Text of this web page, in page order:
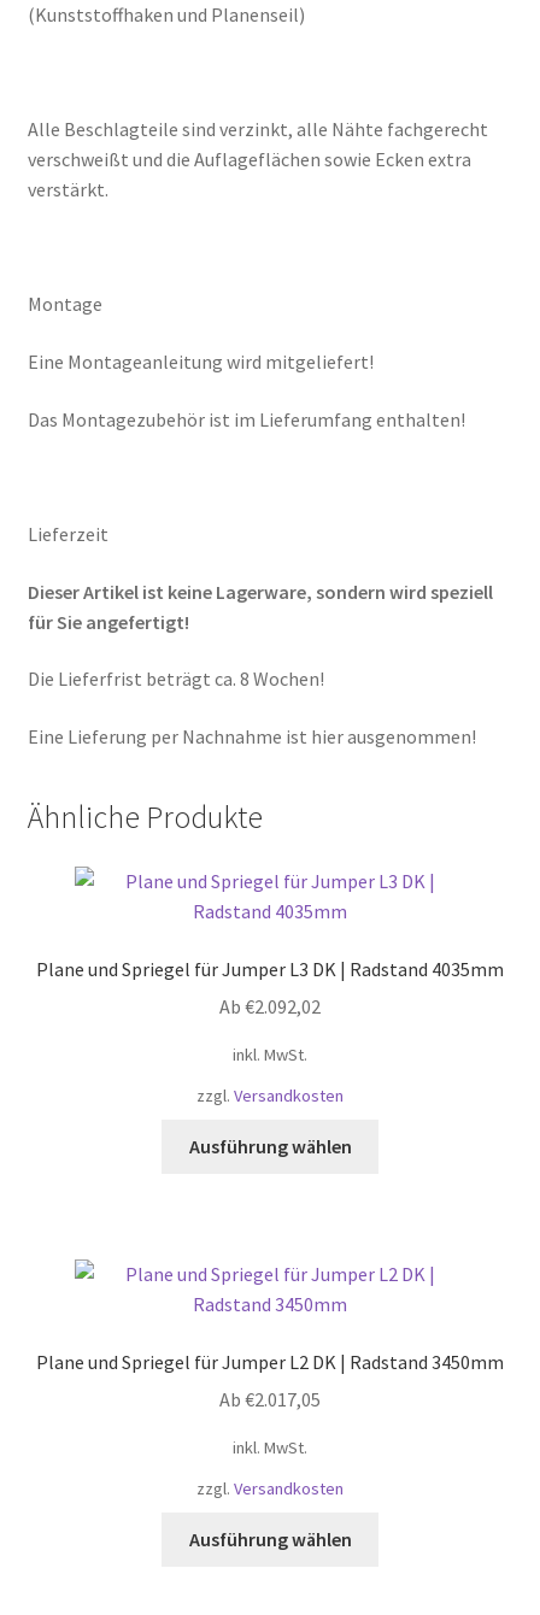
(Kunststoffhaken und Planenseil)
Alle Beschlagteile sind verzinkt, alle Nähte fachgerecht
verschweißt und die Auflageflächen sowie Ecken extra
verstärkt.
Montage
Eine Montageanleitung wird mitgeliefert!
Das Montagezubehör ist im Lieferumfang enthalten!
Lieferzeit
Dieser Artikel ist keine Lagerware, sondern wird speziell
für Sie angefertigt!
Die Lieferfrist beträgt ca. 8 Wochen!
Eine Lieferung per Nachnahme ist hier ausgenommen!
Ähnliche Produkte
Plane und Spriegel für Jumper L3 DK | Radstand 4035mm
Ab €2.092,02
inkl. MwSt.
zzgl. Versandkosten
Ausführung wählen
auf.
können
Plane und Spriegel für Jumper L2 DK | Radstand 3450mm
Ab €2.017,05
inkl. MwSt.
zzgl. Versandkosten
Ausführung wählen